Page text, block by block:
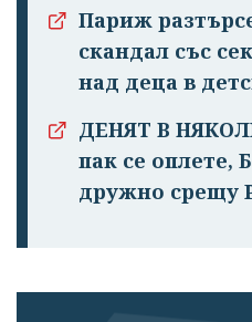
Париж
скандал със
над деца в
ДЕНЯТ В
пак се оплете,
дружно срещу